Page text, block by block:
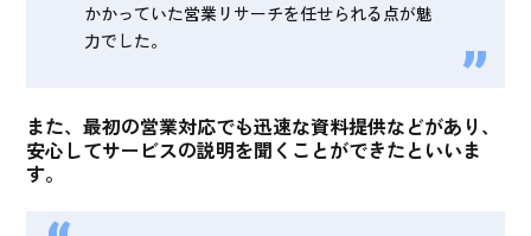
かかっていた営業リサーチを任せられる点が魅
力でした。
また、最初の営業対応でも迅速な資料提供などがあり、
安心してサービスの説明を聞くことができたといいま
す。